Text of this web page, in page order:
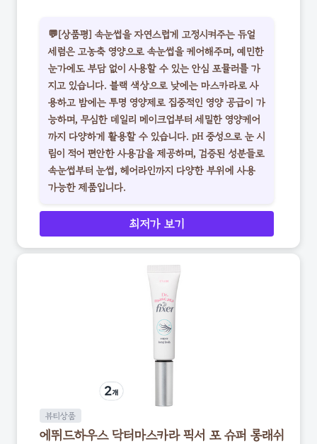
💬[상품평] 속눈썹을 자연스럽게 고정시켜주는 듀얼
세럼은 고농축 영양으로 속눈썹을 케어해주며, 예민한
눈가에도 부담 없이 사용할 수 있는 안심 포뮬러를 가
지고 있습니다. 블랙 색상으로 낮에는 마스카라로 사
용하고 밤에는 투명 영양제로 집중적인 영양 공급이 가
능하며, 무심한 데일리 메이크업부터 세밀한 영양케어
까지 다양하게 활용할 수 있습니다. pH 중성으로 눈 시
림이 적어 편안한 사용감을 제공하며, 검증된 성분들로
속눈썹부터 눈썹, 헤어라인까지 다양한 부위에 사용
가능한 제품입니다.
최저가 보기
뷰티상품
에뛰드하우스 닥터마스카라 픽서 포 슈퍼 롱래쉬